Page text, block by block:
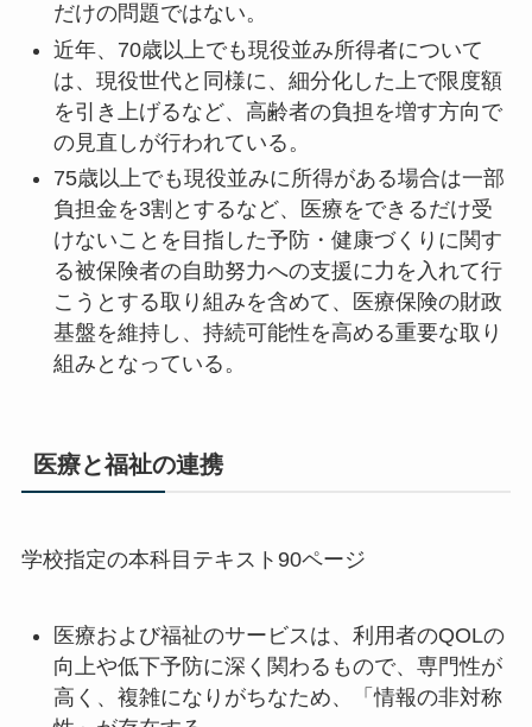
だけの問題ではない。
近年、70歳以上でも現役並み所得者について
は、現役世代と同様に、細分化した上で限度額
を引き上げるなど、高齢者の負担を増す方向で
の見直しが行われている。
75歳以上でも現役並みに所得がある場合は一部
負担金を3割とするなど、医療をできるだけ受
けないことを目指した予防・健康づくりに関す
る被保険者の自助努力への支援に力を入れて行
こうとする取り組みを含めて、医療保険の財政
基盤を維持し、持続可能性を高める重要な取り
組みとなっている。
医療と福祉の連携
学校指定の本科目テキスト90ページ
医療および福祉のサービスは、利用者のQOLの
向上や低下予防に深く関わるもので、専門性が
高く、複雑になりがちなため、「情報の非対称